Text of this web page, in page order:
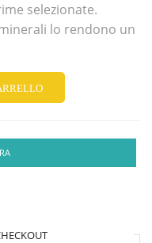
selezionate.
lo rendono un